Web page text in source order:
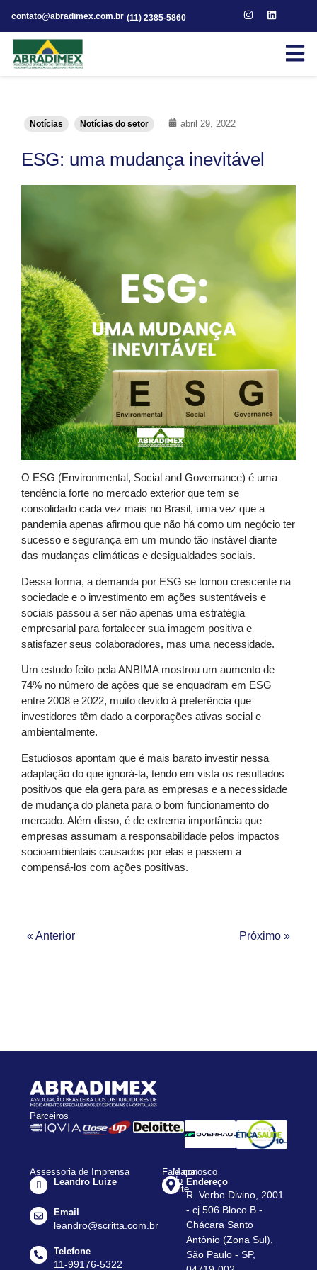
contato@abradimex.com.br (11) 2385-5860
Notícias Notícias do setor abril 29, 2022
ESG: uma mudança inevitável
O ESG (Environmental, Social and Governance) é uma
tendência forte no mercado exterior que tem se
consolidado cada vez mais no Brasil, uma vez que a
pandemia apenas afirmou que não há como um negócio ter
sucesso e segurança em um mundo tão instável diante
das mudanças climáticas e desigualdades sociais.
Dessa forma, a demanda por ESG se tornou crescente na
sociedade e o investimento em ações sustentáveis e
sociais passou a ser não apenas uma estratégia
empresarial para fortalecer sua imagem positiva e
satisfazer seus colaboradores, mas uma necessidade.
Um estudo feito pela ANBIMA mostrou um aumento de
74% no número de ações que se enquadram em ESG
entre 2008 e 2022, muito devido à preferência que
investidores têm dado a corporações ativas social e
ambientalmente.
Estudiosos apontam que é mais barato investir nessa
adaptação do que ignorá-la, tendo em vista os resultados
positivos que ela gera para as empresas e a necessidade
de mudança do planeta para o bom funcionamento do
mercado. Além disso, é de extrema importância que
empresas assumam a responsabilidade pelos impactos
socioambientais causados por elas e passem a
compensá-los com ações positivas.
« Anterior Próximo »
Parceiros
Assessoria de Imprensa
Leandro Luize
Email
leandro@scritta.com.br
Telefone
11-99176-5322
Mapa
do
Site
Apresentação
Assessorias
Agenda
Notícias
Fale conosco
Endereço
R. Verbo Divino, 2001
- cj 506 Bloco B -
Chácara Santo
Antônio (Zona Sul),
São Paulo - SP,